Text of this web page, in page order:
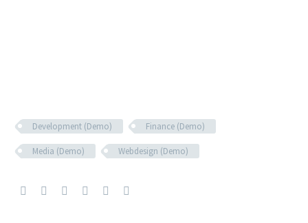
Development (Demo) Finance (Demo)
Media (Demo) Webdesign (Demo)